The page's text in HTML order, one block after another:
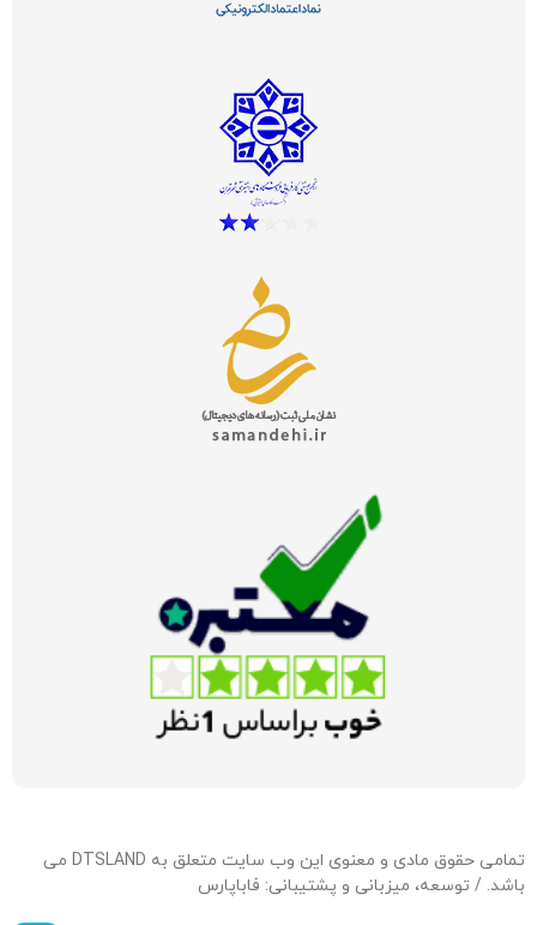
تمامی حقوق مادی و معنوی این وب سایت متعلق به DTSLAND می
باشد. / توسعه، میزبانی و پشتیبانی: فاباپارس